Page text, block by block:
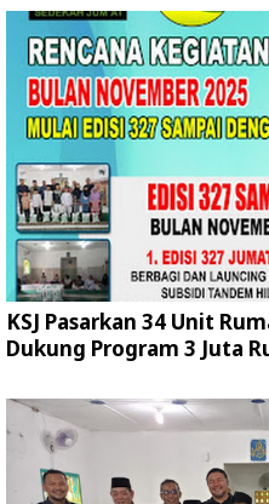
KSJ Pasarkan 34 Unit
Dukung Program 3 Juta